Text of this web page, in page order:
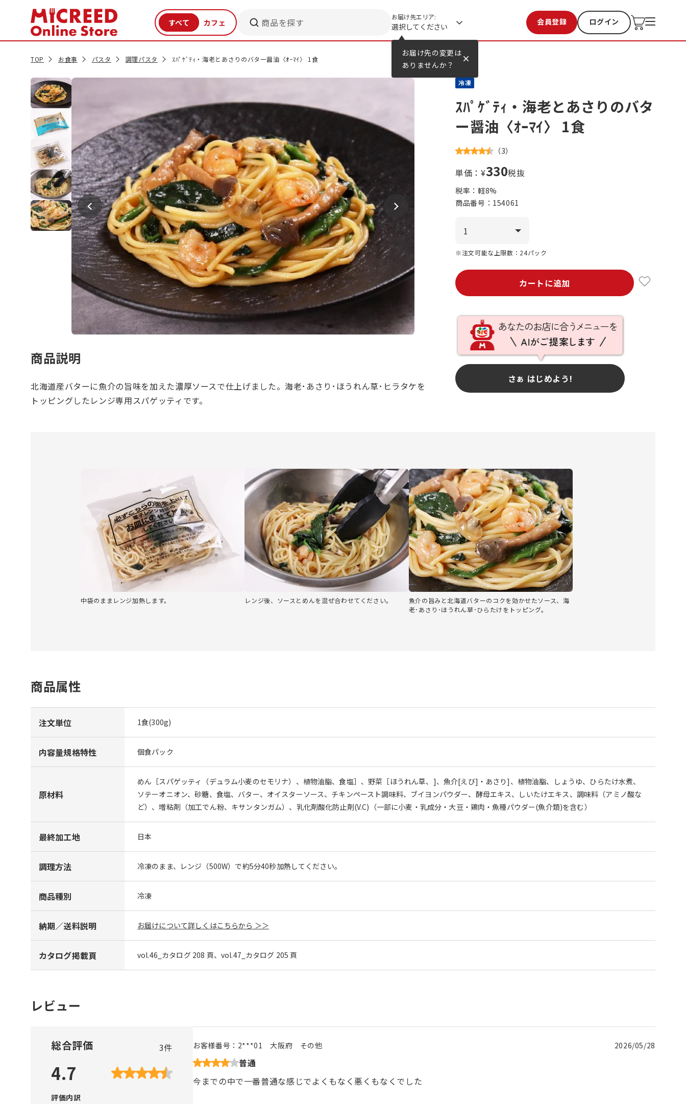
お届け先の変更は
ありませんか？
商品を探す お届け先エリア:
選択してください 会員登録 ログイン
お気に入り 過去購入
TOP お食事 パスタ 調理パスタ ｽﾊﾟｹﾞﾃｨ・海老とあさりのバター醤油〈ｵｰﾏｲ〉 1食
冷凍
ｽﾊﾟｹﾞﾃｨ・海老とあさりのバタ
ー醤油〈ｵｰﾏｲ〉 1食
（3）
単価：¥330税抜
税率：軽8%
商品番号： 154061
※注文可能な上限数：24パック
カートに追加
さぁ はじめよう!
商品説明
北海道産バターに魚介の旨味を加えた濃厚ソースで仕上げました。海老･あさり･ほうれん草･ヒラタケを
トッピングしたレンジ専用スパゲッティです。
中袋のままレンジ加熱します。 レンジ後、ソースとめんを混ぜ合わせてください。
魚介の旨みと北海道バターのコクを効かせたソース、海
老･あさり･ほうれん草･ひらたけをトッピング。
商品属性
注文単位 1食(300g)
内容量規格特性 個食パック
原材料
めん［スパゲッティ（デュラム小麦のセモリナ）、植物油脂、食塩］、野菜［ほうれん草、]、魚介[えび]・あさり]、植物油脂、しょうゆ、ひらたけ水煮、
ソテーオニオン、砂糖、食塩、バター、オイスターソース、チキンペースト調味料、ブイヨンパウダー、酵母エキス、しいたけエキス、調味料（アミノ酸な
ど）、増粘剤（加工でん粉、キサンタンガム）、乳化剤酸化防止剤(V.C)（一部に小麦・乳成分・大豆・鶏肉・魚種パウダー(魚介類)を含む）
最終加工地 日本
調理方法 冷凍のまま、レンジ（500W）で約5分40秒加熱してください。
商品種別 冷凍
納期／送料説明 お届けについて詳しくはこちらから ＞＞
カタログ掲載頁 vol.46_カタログ 208 頁、vol.47_カタログ 205 頁
レビュー
総合評価 3件
4.7
評価内訳
お客様番号： 2***01 大阪府 その他 2026/05/28
普通
今までの中で一番普通な感じでよくもなく悪くもなくでした